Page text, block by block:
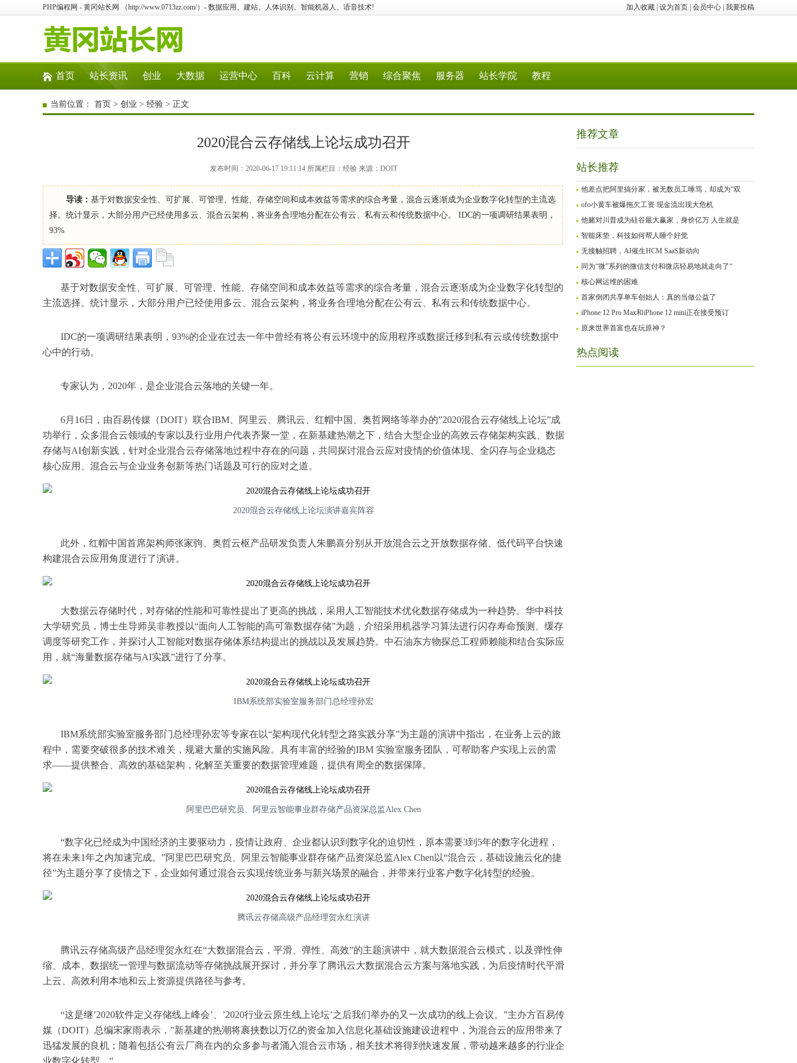
加入收藏 设为首页 会员中心 我要投稿
PHP编程网 - 黄冈站长网 （http://www.0713zz.com/）- 数据应用、建站、人体识别、智能机器人、语音技术!
首页 站长资讯 创业 大数据 运营中心 百科 云计算 营销 综合聚焦 服务器 站长学院 教程
当前位置： 首页 > 创业 > 经验 > 正文
2020混合云存储线上论坛成功召开
发布时间：2020-06-17 19:11:14 所属栏目：经验 来源：DOIT
导读： 基于对数据安全性、可扩展、可管理、性能、存储空间和成本效益等需求的综合考量，混合云逐渐成为企业数字化转型的主流选
择。统计显示，大部分用户已经使用多云、混合云架构，将业务合理地分配在公有云、私有云和传统数据中心。 IDC的一项调研结果表明，
93%
基于对数据安全性、可扩展、可管理、性能、存储空间和成本效益等需求的综合考量，混合云逐渐成为企业数字化转型的
主流选择。统计显示，大部分用户已经使用多云、混合云架构，将业务合理地分配在公有云、私有云和传统数据中心。
IDC的一项调研结果表明，93%的企业在过去一年中曾经有将公有云环境中的应用程序或数据迁移到私有云或传统数据中
心中的行动。
专家认为，2020年，是企业混合云落地的关键一年。
6月16日，由百易传媒（DOIT）联合IBM、阿里云、腾讯云、红帽中国、奥哲网络等举办的”2020混合云存储线上论坛”成
功举行，众多混合云领域的专家以及行业用户代表齐聚一堂，在新基建热潮之下，结合大型企业的高效云存储架构实践、数据
存储与AI创新实践，针对企业混合云存储落地过程中存在的问题，共同探讨混合云应对疫情的价值体现、全闪存与企业稳态
核心应用、混合云与企业业务创新等热门话题及可行的应对之道。
2020混合云存储线上论坛演讲嘉宾阵容
此外，红帽中国首席架构师张家驹、奥哲云枢产品研发负责人朱鹏喜分别从开放混合云之开放数据存储、低代码平台快速
构建混合云应用角度进行了演讲。
大数据云存储时代，对存储的性能和可靠性提出了更高的挑战，采用人工智能技术优化数据存储成为一种趋势。华中科技
大学研究员，博士生导师吴非教授以“面向人工智能的高可靠数据存储”为题，介绍采用机器学习算法进行闪存寿命预测、缓存
调度等研究工作，并探讨人工智能对数据存储体系结构提出的挑战以及发展趋势。中石油东方物探总工程师赖能和结合实际应
用，就“海量数据存储与AI实践”进行了分享。
IBM系统部实验室服务部门总经理孙宏
IBM系统部实验室服务部门总经理孙宏等专家在以“架构现代化转型之路实践分享”为主题的演讲中指出，在业务上云的旅
程中，需要突破很多的技术难关，规避大量的实施风险。具有丰富的经验的IBM 实验室服务团队，可帮助客户实现上云的需
求——提供整合、高效的基础架构，化解至关重要的数据管理难题，提供有周全的数据保障。
阿里巴巴研究员、阿里云智能事业群存储产品资深总监Alex Chen
“数字化已经成为中国经济的主要驱动力，疫情让政府、企业都认识到数字化的迫切性，原本需要3到5年的数字化进程，
将在未来1年之内加速完成。”阿里巴巴研究员、阿里云智能事业群存储产品资深总监Alex Chen以“混合云，基础设施云化的捷
径”为主题分享了疫情之下，企业如何通过混合云实现传统业务与新兴场景的融合，并带来行业客户数字化转型的经验。
腾讯云存储高级产品经理贺永红演讲
腾讯云存储高级产品经理贺永红在“大数据混合云，平滑、弹性、高效”的主题演讲中，就大数据混合云模式，以及弹性伸
缩、成本、数据统一管理与数据流动等存储挑战展开探讨，并分享了腾讯云大数据混合云方案与落地实践，为后疫情时代平滑
上云、高效利用本地和云上资源提供路径与参考。
“这是继’2020软件定义存储线上峰会’、’2020行业云原生线上论坛’之后我们举办的又一次成功的线上会议。”主办方百易传
媒（DOIT）总编宋家雨表示，”新基建的热潮将裹挟数以万亿的资金加入信息化基础设施建设进程中，为混合云的应用带来了
迅猛发展的良机；随着包括公有云厂商在内的众多参与者涌入混合云市场，相关技术将得到快速发展，带动越来越多的行业企
业数字化转型。”
推荐文章
站长推荐
他差点把阿里搞分家，被无数员工唾骂，却成为“双
ofo小黄车被爆拖欠工资 现金流出现大危机
他赌对川普成为硅谷最大赢家，身价亿万 人生就是
智能床垫，科技如何帮人睡个好觉
无接触招聘，AI催生HCM SaaS新动向
同为“微”系列的微信支付和微店轻易地就走向了“
核心网运维的困难
首家倒闭共享单车创始人：真的当做公益了
iPhone 12 Pro Max和iPhone 12 mini正在接受预订
原来世界首富也在玩原神？
热点阅读